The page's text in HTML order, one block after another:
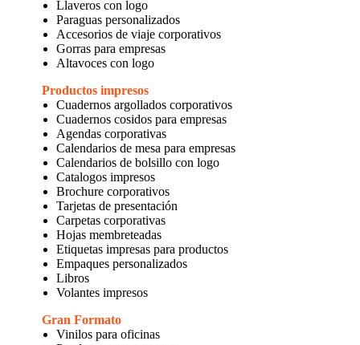
Llaveros con logo
Paraguas personalizados
Accesorios de viaje corporativos
Gorras para empresas
Altavoces con logo
Productos impresos
Cuadernos argollados corporativos
Cuadernos cosidos para empresas
Agendas corporativas
Calendarios de mesa para empresas
Calendarios de bolsillo con logo
Catalogos impresos
Brochure corporativos
Tarjetas de presentación
Carpetas corporativas
Hojas membreteadas
Etiquetas impresas para productos
Empaques personalizados
Libros
Volantes impresos
Gran Formato
Vinilos para oficinas